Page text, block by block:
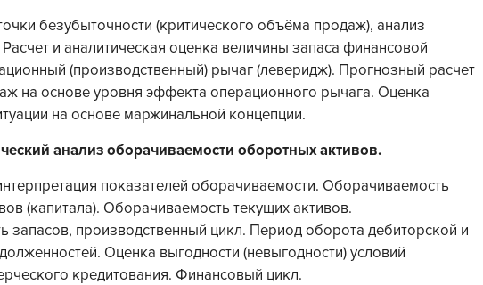
безубыточности (критического объёма продаж), анализ
и аналитическая оценка величины запаса финансовой
(производственный) рычаг (леверидж). Прогнозный расчет
на основе уровня эффекта операционного рычага. Оценка
на основе маржинальной концепции.
анализ оборачиваемости оборотных активов.
показателей оборачиваемости. Оборачиваемость
(капитала). Оборачиваемость текущих активов.
запасов, производственный цикл. Период оборота дебиторской и
Оценка выгодности (невыгодности) условий
кредитования. Финансовый цикл.